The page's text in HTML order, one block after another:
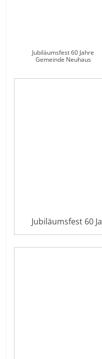
Jubiläumsfest 60 Jahre
Gemeinde Neuhaus
Jubiläumsfest 60